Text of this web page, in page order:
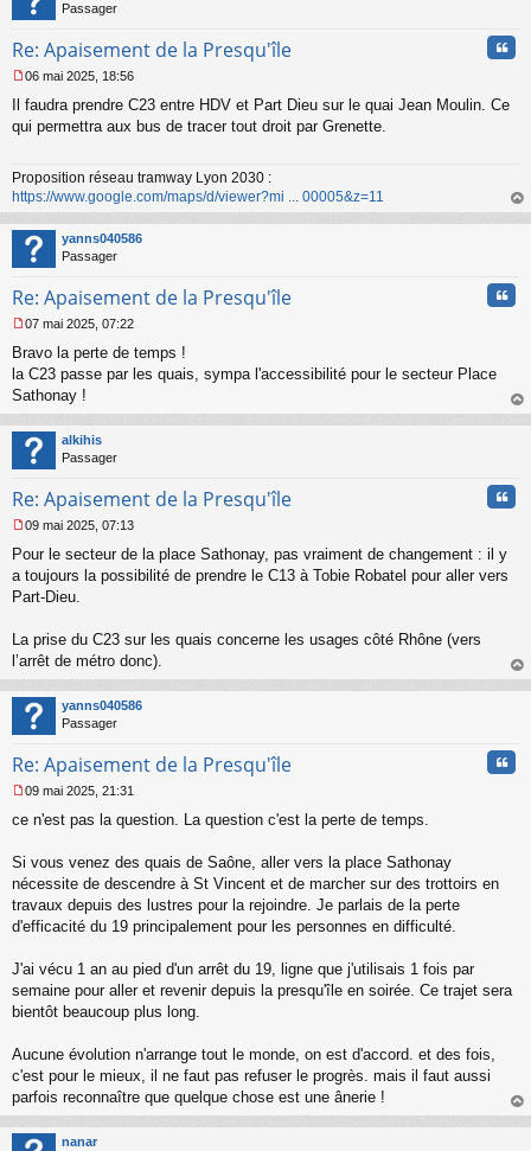
n
l
Passager
Re: Apaisement de la Presqu'île
e
s
g
e
n
o
n
l
06 mai 2025, 18:56
Il faudra prendre C23 entre HDV et Part Dieu sur le quai Jean Moulin. Ce
qui permettra aux bus de tracer tout droit par Grenette.
Proposition réseau tramway Lyon 2030 :
https://www.google.com/maps/d/viewer?mi ... 00005&z=11
au
yanns040586
Passager
Re: Apaisement de la Presqu'île
e
s
s
g
e
n
n
u
07 mai 2025, 07:22
Bravo la perte de temps !
la C23 passe par les quais, sympa l'accessibilité pour le secteur Place
Sathonay !
au
alkihis
Passager
Re: Apaisement de la Presqu'île
e
s
s
e
n
o
n
l
u
09 mai 2025, 07:13
Pour le secteur de la place Sathonay, pas vraiment de changement : il y
a toujours la possibilité de prendre le C13 à Tobie Robatel pour aller vers
Part-Dieu.
La prise du C23 sur les quais concerne les usages côté Rhône (vers
l’arrêt de métro donc).
au
yanns040586
Passager
Re: Apaisement de la Presqu'île
e
s
a
g
e
n
n
u
09 mai 2025, 21:31
ce n'est pas la question. La question c'est la perte de temps.
Si vous venez des quais de Saône, aller vers la place Sathonay
nécessite de descendre à St Vincent et de marcher sur des trottoirs en
travaux depuis des lustres pour la rejoindre. Je parlais de la perte
d'efficacité du 19 principalement pour les personnes en difficulté.
J'ai vécu 1 an au pied d'un arrêt du 19, ligne que j'utilisais 1 fois par
semaine pour aller et revenir depuis la presqu'île en soirée. Ce trajet sera
bientôt beaucoup plus long.
Aucune évolution n'arrange tout le monde, on est d'accord. et des fois,
c'est pour le mieux, il ne faut pas refuser le progrès. mais il faut aussi
parfois reconnaître que quelque chose est une ânerie !
au
nanar